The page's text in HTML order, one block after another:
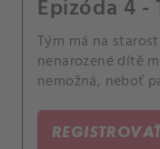
Epizóda 4 -
Tým má na
nenarozené dítě
nemožná, neboť